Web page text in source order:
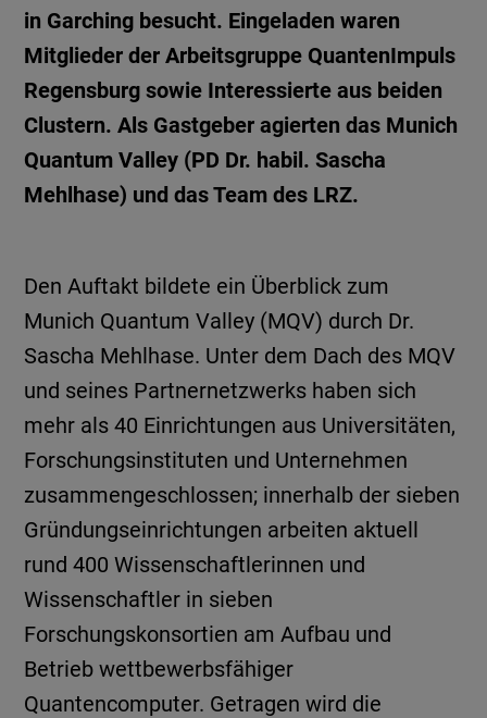
in Garching besucht. Eingeladen waren
Mitglieder der Arbeitsgruppe QuantenImpuls
Regensburg sowie Interessierte aus beiden
Clustern. Als Gastgeber agierten das Munich
Quantum Valley (PD Dr. habil. Sascha
Mehlhase) und das Team des LRZ.
Den Auftakt bildete ein Überblick zum
Munich Quantum Valley (MQV) durch Dr.
Sascha Mehlhase. Unter dem Dach des MQV
und seines Partnernetzwerks haben sich
mehr als 40 Einrichtungen aus Universitäten,
Forschungsinstituten und Unternehmen
zusammengeschlossen; innerhalb der sieben
Gründungseinrichtungen arbeiten aktuell
rund 400 Wissenschaftlerinnen und
Wissenschaftler in sieben
Forschungskonsortien am Aufbau und
Betrieb wettbewerbsfähiger
Quantencomputer. Getragen wird die